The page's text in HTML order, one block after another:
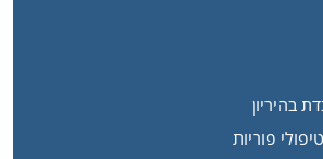
בהיריון
פוריות